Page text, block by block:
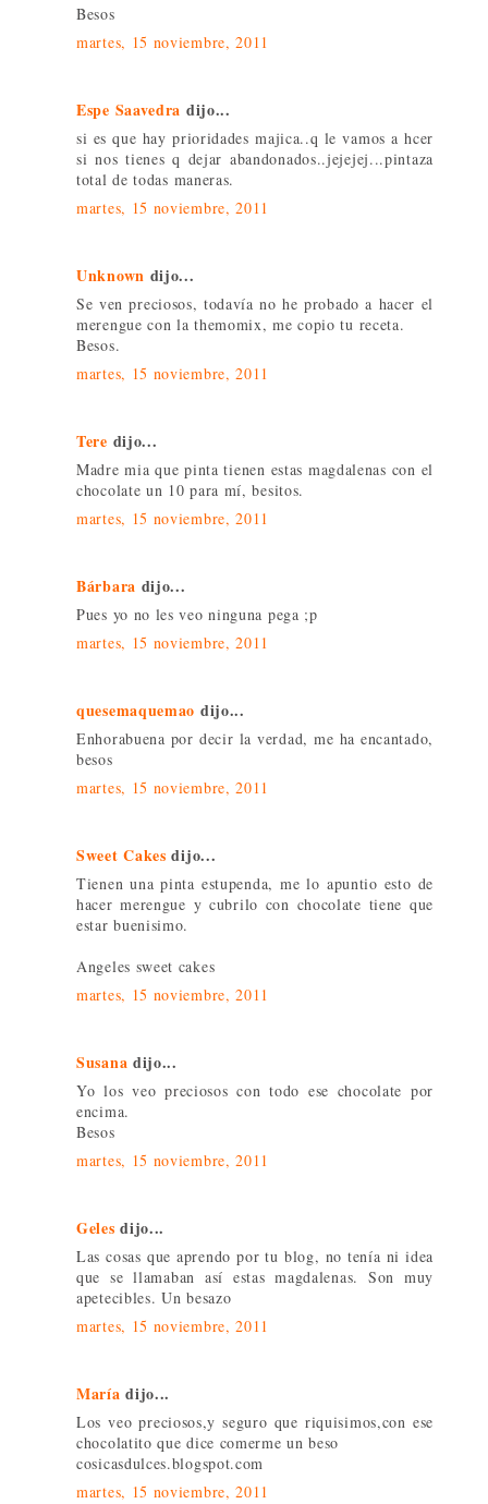
Besos
martes, 15 noviembre, 2011
Espe Saavedra dijo...
si es que hay prioridades majica..q le vamos a hcer
si nos tienes q dejar abandonados..jejejej...pintaza
total de todas maneras.
martes, 15 noviembre, 2011
Unknown dijo...
Se ven preciosos, todavía no he probado a hacer el
merengue con la themomix, me copio tu receta.
Besos.
martes, 15 noviembre, 2011
Tere dijo...
Madre mia que pinta tienen estas magdalenas con el
chocolate un 10 para mí, besitos.
martes, 15 noviembre, 2011
Bárbara dijo...
Pues yo no les veo ninguna pega ;p
martes, 15 noviembre, 2011
quesemaquemao dijo...
Enhorabuena por decir la verdad, me ha encantado,
besos
martes, 15 noviembre, 2011
Sweet Cakes dijo...
Tienen una pinta estupenda, me lo apuntio esto de
hacer merengue y cubrilo con chocolate tiene que
estar buenisimo.
Angeles sweet cakes
martes, 15 noviembre, 2011
Susana dijo...
Yo los veo preciosos con todo ese chocolate por
encima.
Besos
martes, 15 noviembre, 2011
Geles dijo...
Las cosas que aprendo por tu blog, no tenía ni idea
que se llamaban así estas magdalenas. Son muy
apetecibles. Un besazo
martes, 15 noviembre, 2011
María dijo...
Los veo preciosos,y seguro que riquisimos,con ese
chocolatito que dice comerme un beso
cosicasdulces.blogspot.com
martes, 15 noviembre, 2011